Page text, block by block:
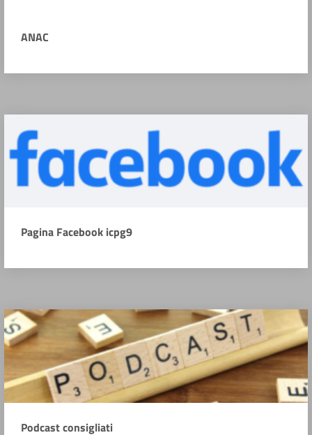
ANAC
Pagina Facebook icpg9
Podcast consigliati